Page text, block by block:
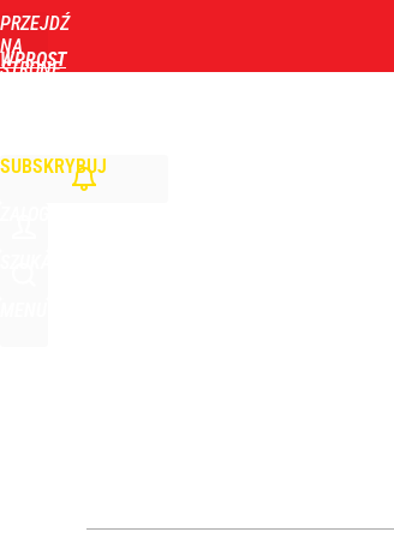
PRZEJDŹ
NA
STRONĘ
WPROST
SUBSKRYBUJ
dodaj